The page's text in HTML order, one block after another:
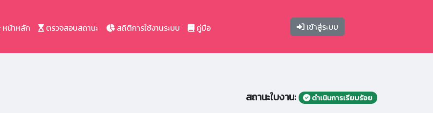
หน้าหลัก ตรวจสอบสถานะ สถิติการใช้งานระบบ คู่มือ เข้าสู่ระบบ
สถานะใบงาน: ดำเนินการเรียบร้อย